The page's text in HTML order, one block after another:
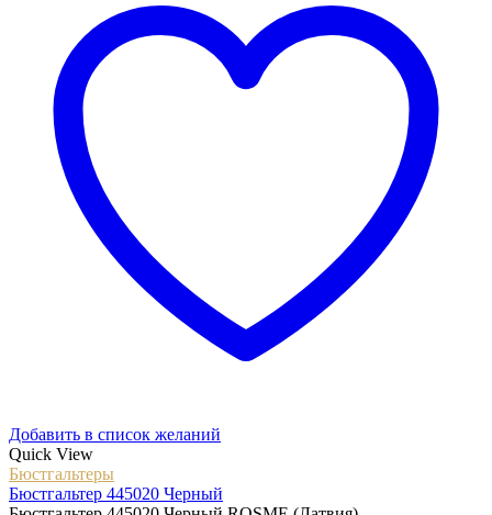
Добавить в список желаний
Quick View
Бюстгальтеры
Бюстгальтер 445020 Черный